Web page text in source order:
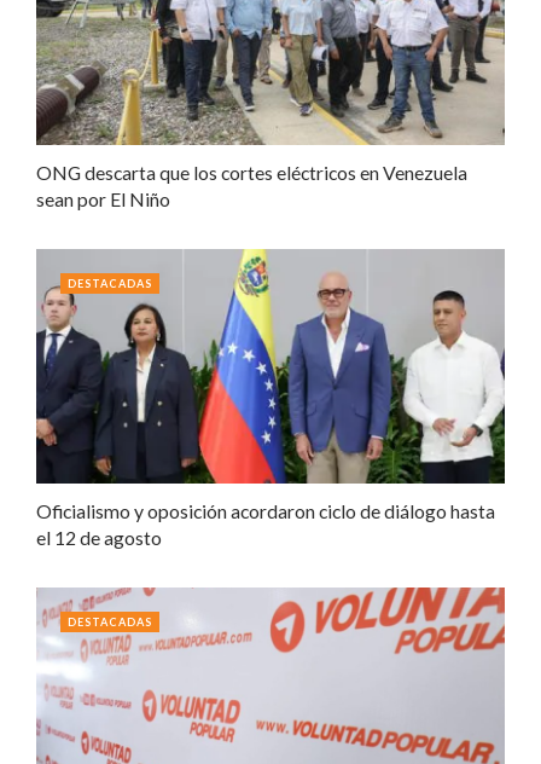
ONG descarta que los cortes eléctricos en Venezuela
sean por El Niño
Oficialismo y oposición acordaron ciclo de diálogo hasta
el 12 de agosto
DESTACADAS
DESTACADAS